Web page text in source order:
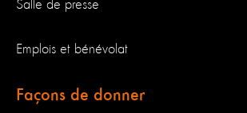
Salle de presse
Emplois et bénévolat
Façons de donner